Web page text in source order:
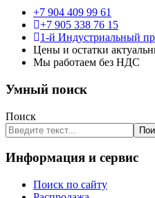
+7 904 409 99 61
+7 905 338 76 15
1-й Индустриальный
Цены и остатки
Мы работаем без НДС
Умный поиск
Поиск
Информация и сервис
Поиск по сайту